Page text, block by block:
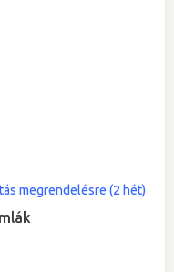
megrendelésre (2 hét)